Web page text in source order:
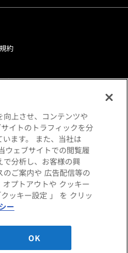
Co.,LTD All rights reserved.
約
ポリシー
リシー
ついて
ップ
上させ、コンテンツや
イトのトラフィックを分
ます。 また、当社は
ウェブサイトでの閲覧履
分析し、お客様の興
ご案内や 広告配信等の
プトアウトや クッキー
ッキー設定 」 を クリッ
ー
OK